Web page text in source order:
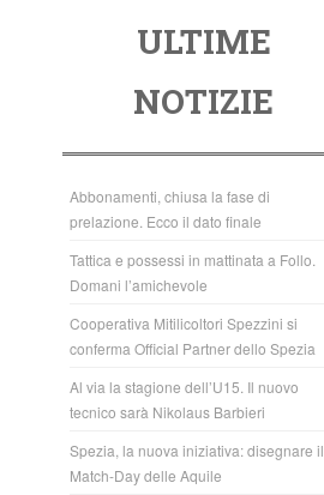
o
o
k
tt
er
at
s
A
p
p
ULTIME
NOTIZIE
Abbonamenti, chiusa la fase di
prelazione. Ecco il dato finale
Tattica e possessi in mattinata a Follo.
Domani l’amichevole
Cooperativa Mitilicoltori Spezzini si
conferma Official Partner dello Spezia
Al via la stagione dell’U15. Il nuovo
tecnico sarà Nikolaus Barbieri
Spezia, la nuova iniziativa: disegnare il
Match-Day delle Aquile